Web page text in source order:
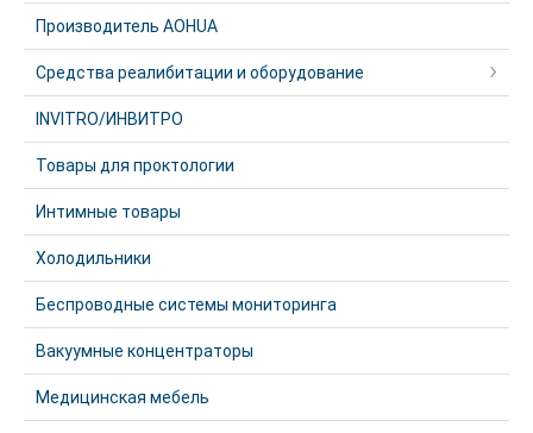
Производитель AOHUA
Средства реалибитации и оборудование
INVITRO/ИНВИТРО
Товары для проктологии
Интимные товары
Холодильники
Беспроводные системы мониторинга
Вакуумные концентраторы
Медицинская мебель